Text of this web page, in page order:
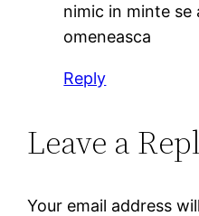
nimic in minte se
omeneasca
Reply
Leave a
Your email address